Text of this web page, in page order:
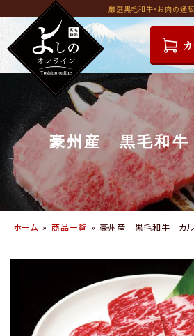
テ
ツ
プ
厳選黒毛和牛・お肉の通
豪州産 黒毛和
ホーム » 商品一覧 » 豪州産 黒毛和牛 カ